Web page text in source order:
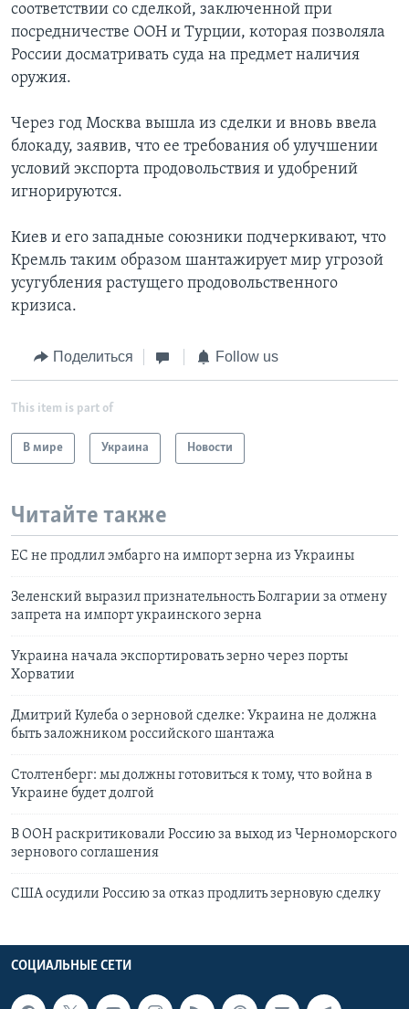
соответствии со сделкой, заключенной при
посредничестве ООН и Турции, которая позволяла
России досматривать суда на предмет наличия
оружия.
Через год Москва вышла из сделки и вновь ввела
блокаду, заявив, что ее требования об улучшении
условий экспорта продовольствия и удобрений
игнорируются.
Киев и его западные союзники подчеркивают, что
Кремль таким образом шантажирует мир угрозой
усугубления растущего продовольственного
кризиса.
Поделиться Follow us
This item is part of
В мире Украина Новости
Читайте также
ЕС не продлил эмбарго на импорт зерна из Украины
Зеленский выразил признательность Болгарии за отмену
запрета на импорт украинского зерна
Украина начала экспортировать зерно через порты
Хорватии
Дмитрий Кулеба о зерновой сделке: Украина не должна
быть заложником российского шантажа
Столтенберг: мы должны готовиться к тому, что война в
Украине будет долгой
В ООН раскритиковали Россию за выход из Черноморского
зернового соглашения
США осудили Россию за отказ продлить зерновую сделку
СОЦИАЛЬНЫЕ СЕТИ